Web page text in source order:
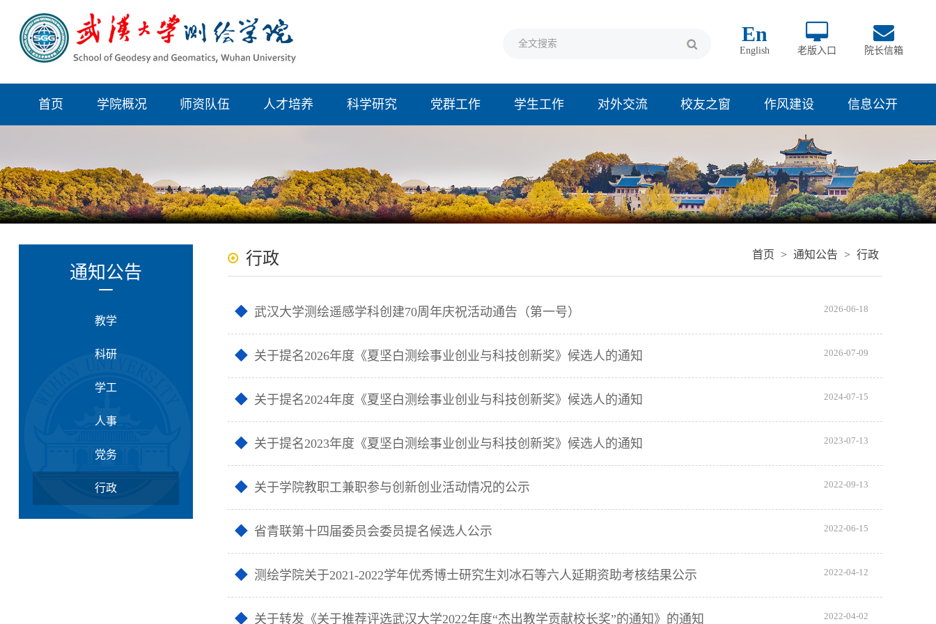
En
English 老版入口 院长信箱
首页 学院概况 师资队伍 人才培养 科学研究 党群工作 学生工作 对外交流 校友之窗 作风建设 信息公开
通知公告
教学
科研
学工
人事
党务
行政
行政 首页 > 通知公告 > 行政
武汉大学测绘遥感学科创建70周年庆祝活动通告（第一号） 2026-06-18
关于提名2026年度《夏坚白测绘事业创业与科技创新奖》候选人的通知 2026-07-09
关于提名2024年度《夏坚白测绘事业创业与科技创新奖》候选人的通知 2024-07-15
关于提名2023年度《夏坚白测绘事业创业与科技创新奖》候选人的通知 2023-07-13
关于学院教职工兼职参与创新创业活动情况的公示 2022-09-13
省青联第十四届委员会委员提名候选人公示 2022-06-15
测绘学院关于2021-2022学年优秀博士研究生刘冰石等六人延期资助考核结果公示 2022-04-12
关于转发《关于推荐评选武汉大学2022年度“杰出教学贡献校长奖”的通知》的通知 2022-04-02